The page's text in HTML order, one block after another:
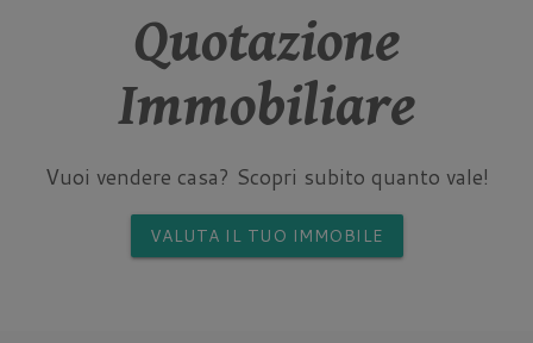
Quotazione
Immobiliare
Vuoi vendere casa? Scopri subito quanto vale!
VALUTA IL TUO IMMOBILE